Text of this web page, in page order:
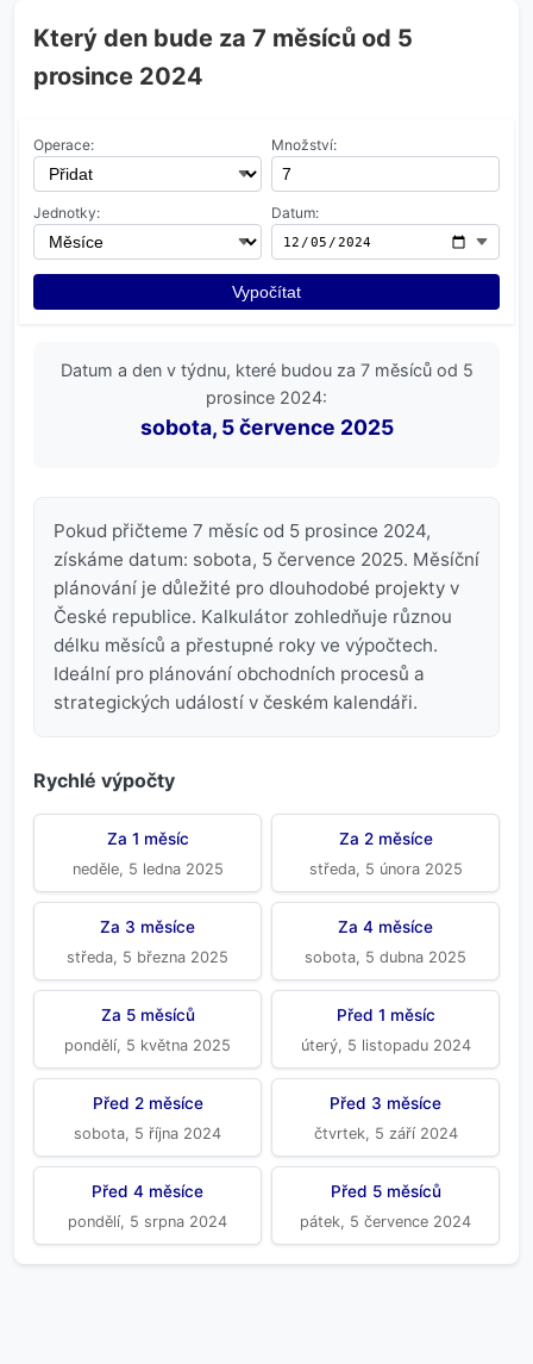
Který den bude za 7 měsíců od 5
prosince 2024
Operace: Množství:
Jednotky: Datum:
Vypočítat
Datum a den v týdnu, které budou za 7 měsíců od 5
prosince 2024:
sobota, 5 července 2025
Pokud přičteme 7 měsíc od 5 prosince 2024,
získáme datum: sobota, 5 července 2025. Měsíční
plánování je důležité pro dlouhodobé projekty v
České republice. Kalkulátor zohledňuje různou
délku měsíců a přestupné roky ve výpočtech.
Ideální pro plánování obchodních procesů a
strategických událostí v českém kalendáři.
Rychlé výpočty
Za 1 měsíc
neděle, 5 ledna 2025
Za 2 měsíce
středa, 5 února 2025
Za 3 měsíce
středa, 5 března 2025
Za 4 měsíce
sobota, 5 dubna 2025
Za 5 měsíců
pondělí, 5 května 2025
Před 1 měsíc
úterý, 5 listopadu 2024
Před 2 měsíce
sobota, 5 října 2024
Před 3 měsíce
čtvrtek, 5 září 2024
Před 4 měsíce
pondělí, 5 srpna 2024
Před 5 měsíců
pátek, 5 července 2024